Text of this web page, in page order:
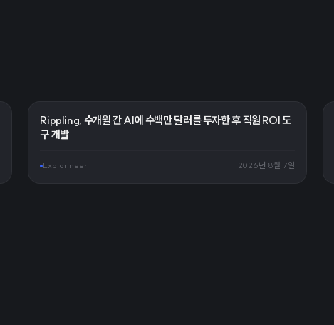
Rippling, 수개월 간 AI에 수백만 달러를 투자한 후 직원 ROI 도
구 개발
Explorineer 2026년 8월 7일